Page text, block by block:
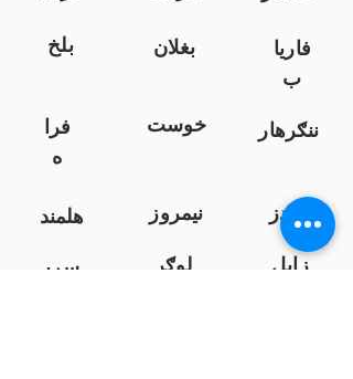
بلخ
بغلان
فاریا
ب
فرا
ه
خوست ننګرهار
هلمند نیمروز
کندز
سرپ
لوګر زابل